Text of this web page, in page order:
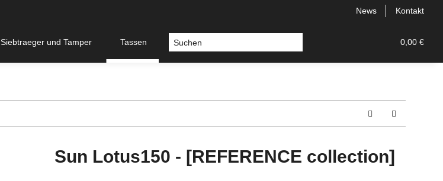
News Kontakt
0,00 €
Siebtraeger und Tamper Tassen Veredelungssets neu
Sun Lotus150 - [REFERENCE collection]